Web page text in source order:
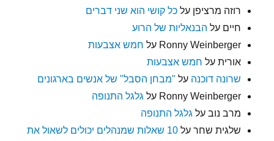
רוזה מרציפן עלכל קושי הוא שני דברים
חיים על הבנאליות של הרוע
Ronny Weinberger על חמש אצבעות
אורית על חמש אצבעות
שרונה דוכנה על "מבחן הסבל" של אנשים בארגונים
Ronny Weinberger על גלגל התנופה
מרב נוב על גלגל התנופה
שלגית שחר על
10 שאלות שמנהלים יכולים לשאול את